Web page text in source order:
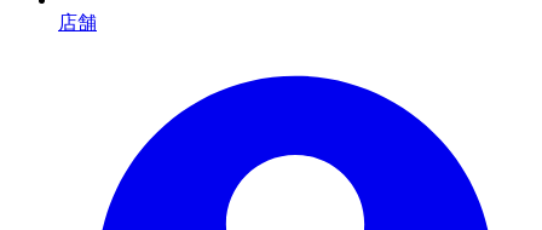
店舗